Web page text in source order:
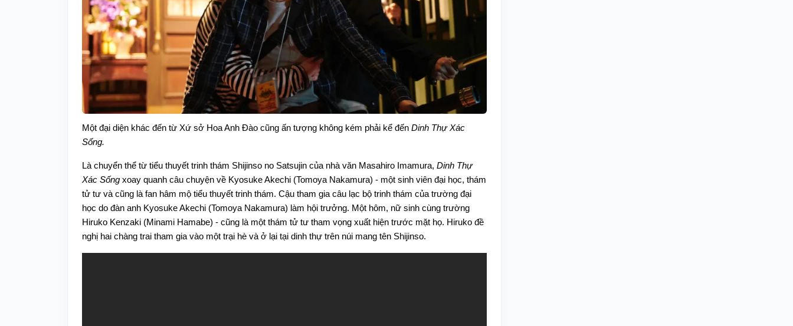
Một đại diện khác đến từ Xứ sở Hoa Anh Đào cũng ấn tượng không kém phải kể đến Dinh Thự Xác
Sống.
Là chuyển thể từ tiểu thuyết trinh thám Shijinso no Satsujin của nhà văn Masahiro Imamura, Dinh Thự
Xác Sống xoay quanh câu chuyện về Kyosuke Akechi (Tomoya Nakamura) - một sinh viên đại học, thám
tử tư và cũng là fan hâm mộ tiểu thuyết trinh thám. Cậu tham gia câu lạc bộ trinh thám của trường đại
học do đàn anh Kyosuke Akechi (Tomoya Nakamura) làm hội trưởng. Một hôm, nữ sinh cùng trường
Hiruko Kenzaki (Minami Hamabe) - cũng là một thám tử tư tham vọng xuất hiện trước mặt họ. Hiruko đề
nghị hai chàng trai tham gia vào một trại hè và ở lại tại dinh thự trên núi mang tên Shijinso.